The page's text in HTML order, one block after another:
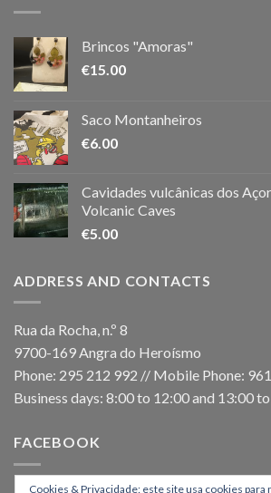
Brincos "Amoras"
€15.00
Saco Montanheiros
€6.00
Cavidades vulcânicas dos
Volcanic Caves
€5.00
ADDRESS AND CONTACTS
Rua da Rocha, n.º 8
9700-169 Angra do Heroísmo
Phone: 295 212 992 // Mobile Phone:
Business days: 8:00 to 12:00 and 13:00
FACEBOOK
Cookies & Privacidade: este site usa cookies